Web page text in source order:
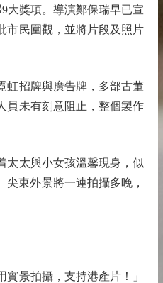
獎項。導演鄭保瑞早已宣
市民圍觀，並將片段及照片
招牌與廣告牌，多部古董
員未有刻意阻止，整個製作
太與小女孩溫馨現身，似
東外景將一連拍攝多晚，
景拍攝，支持港產片！」